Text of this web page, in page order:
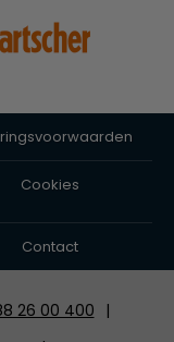
Cookies
Contact
26 00 400
|